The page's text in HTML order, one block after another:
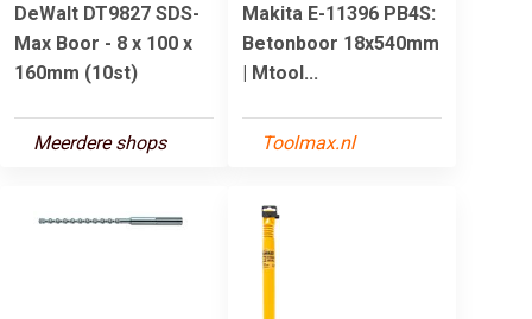
DeWalt DT9827 SDS-
Max Boor - 8 x 100 x
160mm (10st)
Meerdere shops
Makita E-11396 PB4S:
Betonboor 18x540mm
| Mtool...
Toolmax.nl